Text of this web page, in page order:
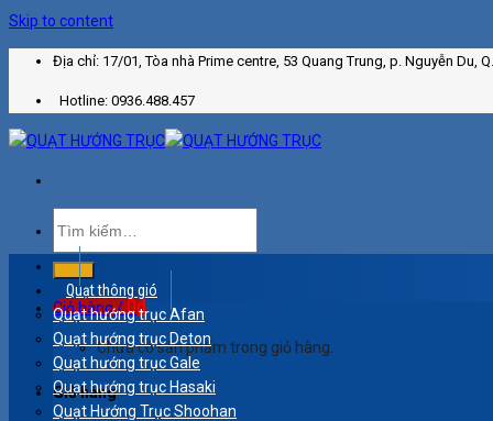
Skip to content
Địa chỉ: 17/01, Tòa nhà Prime centre, 53 Quang Trung, p. Nguyễn Du,
Hotline: 0936.488.457
Giỏ hàng /0₫
Chưa có sản phẩm trong giỏ hàng.
Giỏ hàng
Quạt thông gió
Quạt hướng trục Afan
Quạt hướng trục Deton
Quạt hướng trục Gale
Quạt hướng trục Hasaki
Quạt Hướng Trục Shoohan